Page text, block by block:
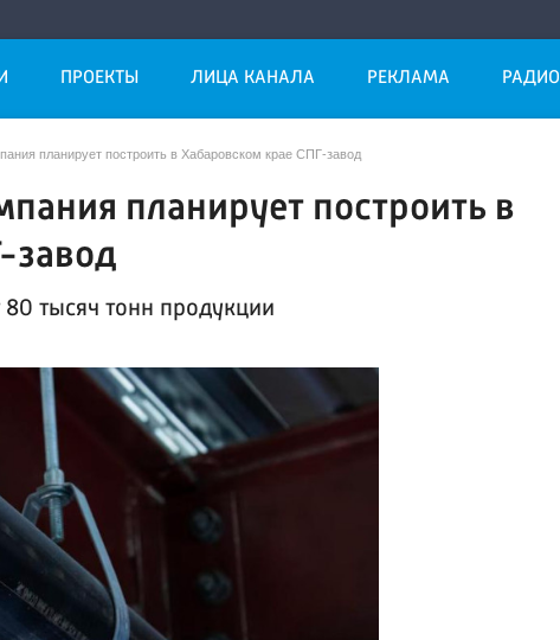
ПРОЕКТЫ ЛИЦА КАНАЛА РЕКЛАМА РАДИО
планирует построить в Хабаровском крае СПГ-завод
планирует построить в
завод
80 тысяч тонн продукции